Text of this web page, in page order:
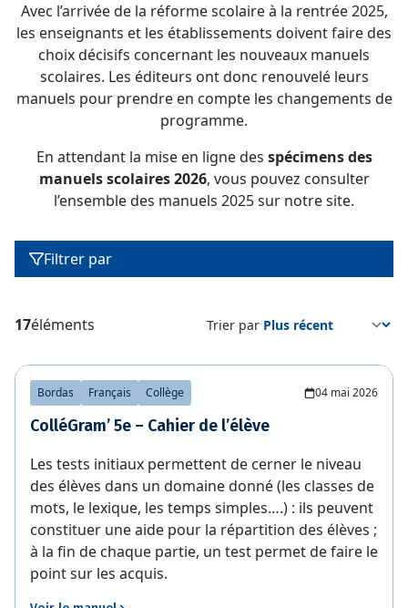
Avec l’arrivée de la réforme scolaire à la rentrée 2025,
les enseignants et les établissements doivent faire des
choix décisifs concernant les nouveaux manuels
scolaires. Les éditeurs ont donc renouvelé leurs
manuels pour prendre en compte les changements de
programme.
En attendant la mise en ligne des spécimens des
manuels scolaires 2026, vous pouvez consulter
l’ensemble des manuels 2025 sur notre site.
Filtrer par
17éléments Trier par
Bordas Français Collège 04 mai 2026
ColléGram’ 5e – Cahier de l’élève
Les tests initiaux permettent de cerner le niveau
des élèves dans un domaine donné (les classes de
mots, le lexique, les temps simples….) : ils peuvent
constituer une aide pour la répartition des élèves ;
à la fin de chaque partie, un test permet de faire le
point sur les acquis.